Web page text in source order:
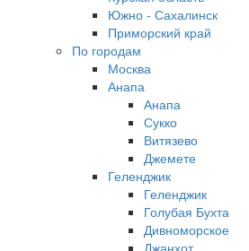
Южно - Сахалинск
Приморский край
По городам
Москва
Анапа
Анапа
Сукко
Витязево
Джемете
Геленджик
Геленджик
Голубая Бухта
Дивноморское
Джанхот